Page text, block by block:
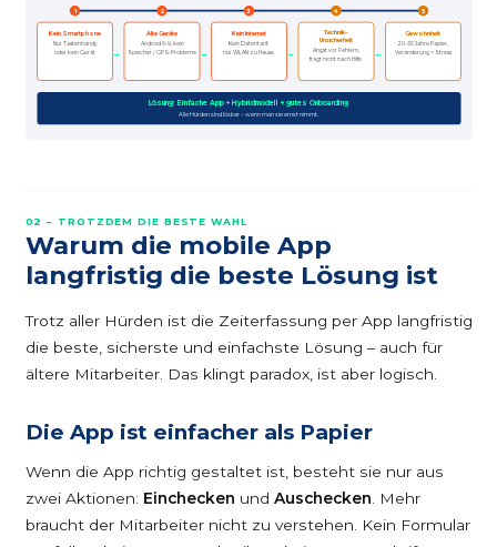
1
Kein Smartphone
Nur Tastenhandy
oder kein Gerät →
2
Alte Geräte
Android 6–9, kein
Speicher / GPS-Probleme →
3
Kein Internet
Kein Datentarif,
nur WLAN zu Hause →
4
Technik-
Unsicherheit
Angst vor Fehlern,
fragt nicht nach Hilfe →
5
Gewohnheit
20–30 Jahre Papier,
Veränderung = Stress
Lösung: Einfache App + Hybridmodell + gutes Onboarding
Alle Hürden sind lösbar – wenn man sie ernst nimmt.
02 – TROTZDEM DIE BESTE WAHL
Warum die mobile App
langfristig die beste Lösung ist
Trotz aller Hürden ist die Zeiterfassung per App langfristig
die beste, sicherste und einfachste Lösung – auch für
ältere Mitarbeiter. Das klingt paradox, ist aber logisch.
Die App ist einfacher als Papier
Wenn die App richtig gestaltet ist, besteht sie nur aus
zwei Aktionen: Einchecken und Auschecken. Mehr
braucht der Mitarbeiter nicht zu verstehen. Kein Formular